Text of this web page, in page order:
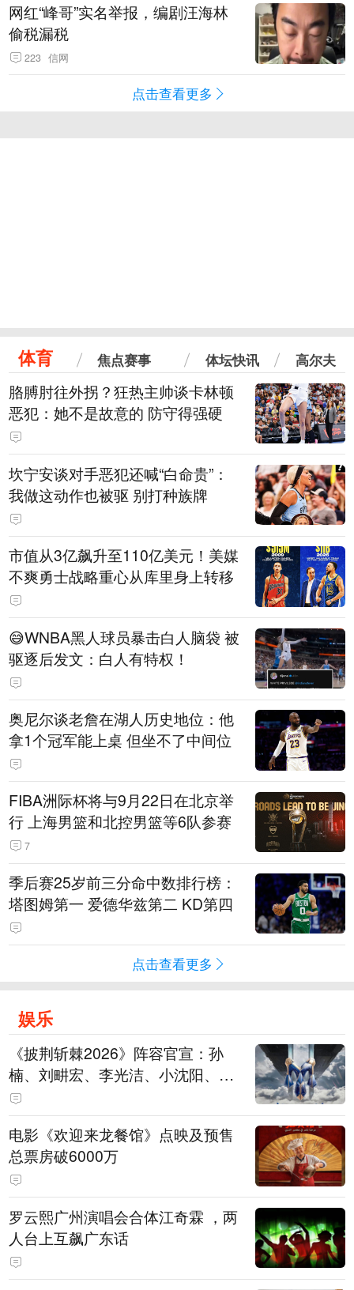
网红“峰哥”实名举报，编剧汪海林
偷税漏税
223 信网
点击查看更多
体育 焦点赛事 体坛快讯 高尔夫
胳膊肘往外拐？狂热主帅谈卡林顿
恶犯：她不是故意的 防守得强硬
坎宁安谈对手恶犯还喊“白命贵”：
我做这动作也被驱 别打种族牌
市值从3亿飙升至110亿美元！美媒
不爽勇士战略重心从库里身上转移
😅WNBA黑人球员暴击白人脑袋 被
驱逐后发文：白人有特权！
奥尼尔谈老詹在湖人历史地位：他
拿1个冠军能上桌 但坐不了中间位
FIBA洲际杯将与9月22日在北京举
行 上海男篮和北控男篮等6队参赛
7
季后赛25岁前三分命中数排行榜：
塔图姆第一 爱德华兹第二 KD第四
点击查看更多
娱乐
《披荆斩棘2026》阵容官宣：孙
楠、刘畊宏、李光洁、小沈阳、余
文乐、王传君等28位艺人
电影《欢迎来龙餐馆》点映及预售
总票房破6000万
罗云熙广州演唱会合体江奇霖 ，两
人台上互飙广东话